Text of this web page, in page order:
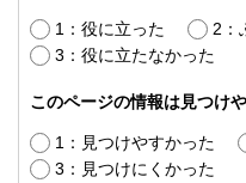
1：役に立った
2：
3：役に立たなかった
このページの情報は見つけ
1：見つけやすかった
3：見つけにくかった